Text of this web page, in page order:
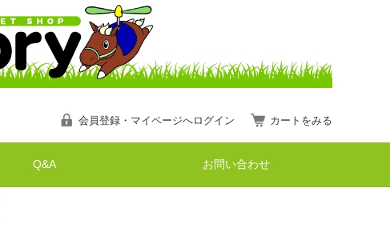
会員登録・マイページへログイン カートをみる
Q&A お問い合わせ